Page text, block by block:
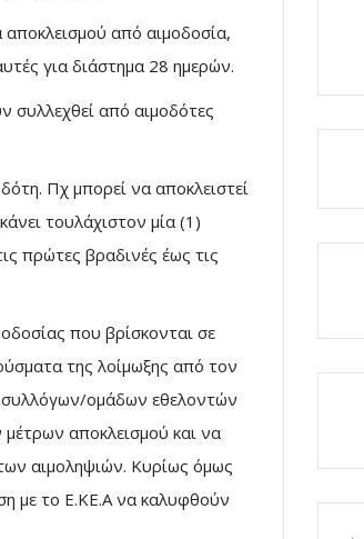
αποκλεισμού από αιμοδοσία,
για διάστημα 28 ημερών.
συλλεχθεί από αιμοδότες
Πχ μπορεί να αποκλειστεί
τουλάχιστον μία (1)
πρώτες βραδινές έως τις
που βρίσκονται σε
της λοίμωξης από τον
συλλόγων/ομάδων εθελοντών
αποκλεισμού και να
αιμοληψιών. Κυρίως όμως
με το Ε.ΚΕ.Α να καλυφθούν